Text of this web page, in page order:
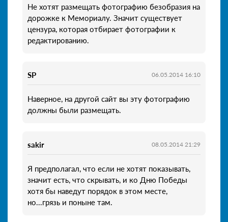
Не хотят размещать фотографию безобразия на
дорожке к Мемориалу. Значит существует
цензура, которая отбирает фотографии к
редактированию.
SP 06.05.2014 16:10
Наверное, на другой сайт вы эту фотографию
должны были размещать.
sakir 08.05.2014 21:29
Я предполагал, что если не хотят показывать,
значит есть, что скрывать, и ко Дню Победы
хотя бы наведут порядок в этом месте,
но...грязь и поныне там.